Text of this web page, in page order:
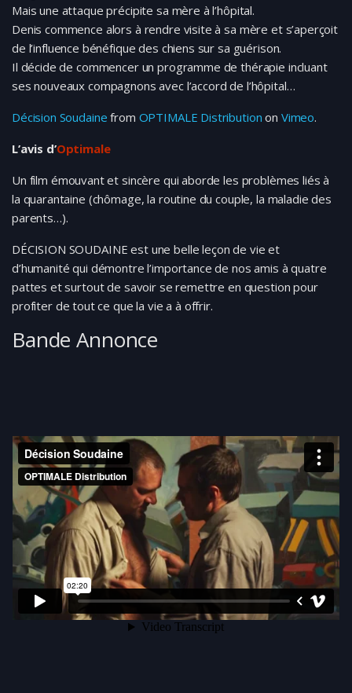
Mais une attaque précipite sa mère à l’hôpital.
Denis commence alors à rendre visite à sa mère et s’aperçoit
de l’influence bénéfique des chiens sur sa guérison.
Il décide de commencer un programme de thérapie incluant
ses nouveaux compagnons avec l’accord de l’hôpital…
Décision Soudaine from OPTIMALE Distribution on Vimeo.
L’avis d’Optimale
Un film émouvant et sincère qui aborde les problèmes liés à
la quarantaine (chômage, la routine du couple, la maladie des
parents…).
DÉCISION SOUDAINE est une belle leçon de vie et
d’humanité qui démontre l’importance de nos amis à quatre
pattes et surtout de savoir se remettre en question pour
profiter de tout ce que la vie a à offrir.
Bande Annonce